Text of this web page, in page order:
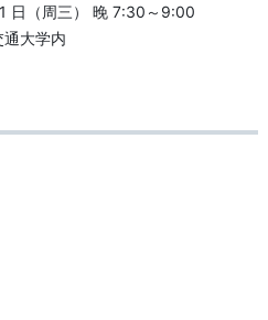
日（周三） 晚 7:30～9:00
大学内